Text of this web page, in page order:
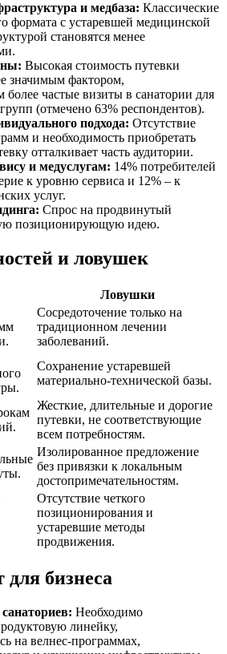
и медбаза: Классические
формата с устаревшей медицинской
становятся менее
Высокая стоимость путевки
значимым фактором,
частые визиты в санатории для
(отмечено 63% респондентов).
подхода: Отсутствие
и необходимость приобретать
отталкивает часть аудитории.
и медуслугам: 14% потребителей
к уровню сервиса и 12% – к
услуг.
Спрос на продвинутый
позиционирующую идею.
и ловушек
Ловушки
Сосредоточение только на
традиционном лечении
заболеваний.
Сохранение устаревшей
материально-технической базы.
Жесткие, длительные и дорогие
путевки, не соответствующие
всем потребностям.
Изолированное предложение
без привязки к локальным
достопримечательностям.
Отсутствие четкого
позиционирования и
устаревшие методы
продвижения.
для бизнеса
Необходимо
линейку,
на велнес-программах,